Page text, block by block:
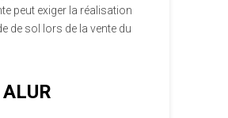
peut exiger la réalisation
de sol lors de la vente du